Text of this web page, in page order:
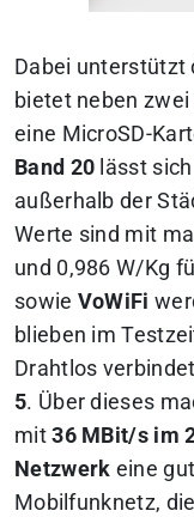
Dabei unterstützt
bietet neben
eine MicroSD-
Band 20 lässt
außerhalb der
Werte sind mit
und 0,986 W/Kg
sowie VoWiFi
blieben im
Drahtlos
5. Über dieses
mit36 MBit/s im
Netzwerk eine
Mobilfunknetz,